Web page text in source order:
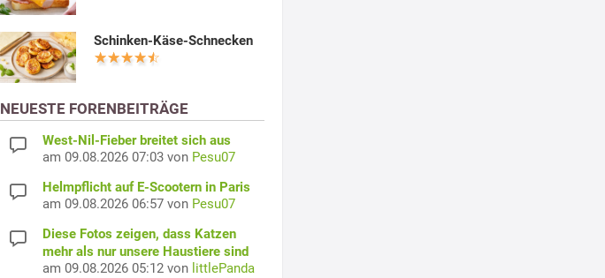
Schinken-Käse-Schnecken
NEUESTE FORENBEITRÄGE
West-Nil-Fieber breitet sich aus
am 09.08.2026 07:03 von Pesu07
Helmpflicht auf E-Scootern in Paris
am 09.08.2026 06:57 von Pesu07
Diese Fotos zeigen, dass Katzen
mehr als nur unsere Haustiere sind
am 09.08.2026 05:12 von littlePanda